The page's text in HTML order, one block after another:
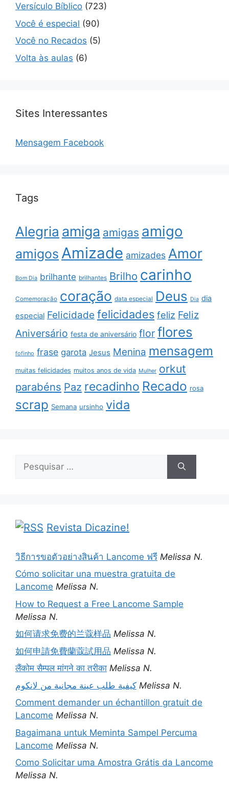
Versículo Bíblico (723)
Você é especial (90)
Você no Recados (5)
Volta às aulas (6)
Sites Interessantes
Mensagem Facebook
Tags
Alegria amiga amigas amigo
amigos Amizade amizades Amor
Bom Dia brilhante brilhantes Brilho carinho
Comemoração coração data especial Deus Dia dia
especial Felicidade felicidades feliz Feliz
Aniversário festa de aniversário flor flores
fofinho frase garota Jesus Menina mensagem
muitas felicidades muitos anos de vida Mulher orkut
parabéns Paz recadinho Recado rosa
scrap Semana ursinho vida
por:
Revista Dicazine!
วิธีการขอตัวอย่างสินค้า Lancome ฟรี Melissa N.
Cómo solicitar una muestra gratuita de
Lancome Melissa N.
How to Request a Free Lancome Sample
Melissa N.
如何请求免费的兰蔻样品 Melissa N.
如何申請免費蘭蔻試用品 Melissa N.
लैंकोम सैम्पल मांगने का तरीका Melissa N.
كيفية طلب عينة مجانية من لانكوم Melissa N.
Comment demander un échantillon gratuit de
Lancome Melissa N.
Bagaimana untuk Meminta Sampel Percuma
Lancome Melissa N.
Como Solicitar uma Amostra Grátis da Lancome
Melissa N.